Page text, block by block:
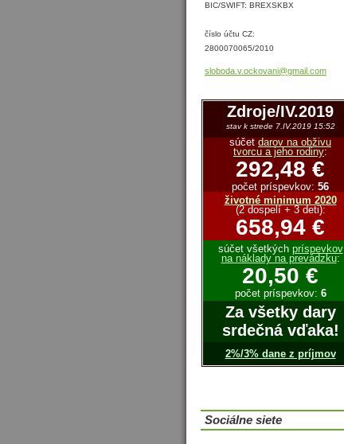
BIC/SWIFT: BREXSKBX
číslo účtu CZ:
2800070065/2010
sloboda. v.ockovani@gmail .com
Zdroje/IV.2019
stav k strede 7.IV.2019 15:52
súčet darov na obživu
tvorcu a jeho rodiny:
292,48 €
počet príspevkov: 56
životné minimum 2020
(2 dospelí + 3 deti):
658,94 €
súčet všetkých príspevkov
na náklady na prevádzku:
20,50 €
počet príspevkov: 6
Za všetky dary
srdečná vďaka!
2%/3% dane z príjmov
Sociálne siete